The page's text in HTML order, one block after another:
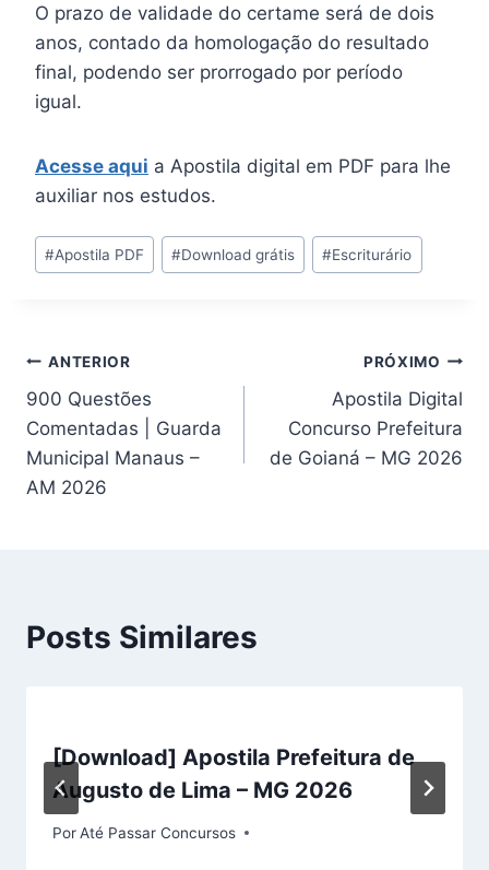
O prazo de validade do certame será de dois
anos, contado da homologação do resultado
final, podendo ser prorrogado por período
igual.
Acesse aqui a Apostila digital em PDF para lhe
auxiliar nos estudos.
Tags
do
#Apostila PDF #Download grátis #Escriturário
Navegação
de
Post
ANTERIOR
900 Questões
Comentadas | Guarda
Municipal Manaus –
AM 2026
PRÓXIMO
Apostila Digital
Concurso Prefeitura
de Goianá – MG 2026
Posts Similares
[Download] Apostila Prefeitura de
Augusto de Lima – MG 2026
PorAté Passar Concursos